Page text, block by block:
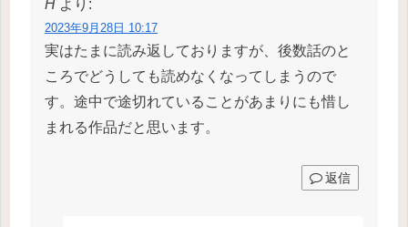
H より:
2023年9月28日 10:17
実はたまに読み返しておりますが、後数話のと
ころでどうしても読めなくなってしまうので
す。途中で途切れていることがあまりにも惜し
まれる作品だと思います。
返信